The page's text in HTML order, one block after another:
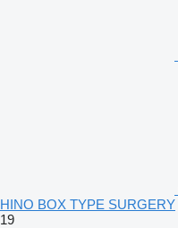
HINO BOX TYPE SURGERY
19